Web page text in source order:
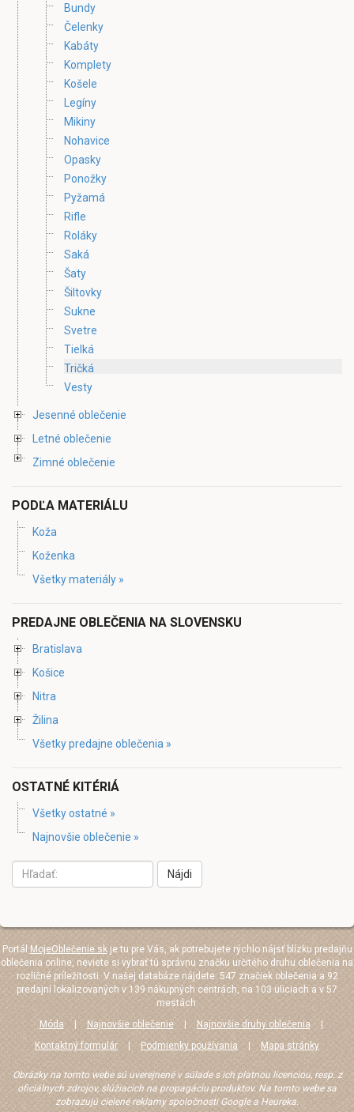
Bundy
Čelenky
Kabáty
Komplety
Košele
Legíny
Mikiny
Nohavice
Opasky
Ponožky
Pyžamá
Rifle
Roláky
Saká
Šaty
Šiltovky
Sukne
Svetre
Tielká
Tričká
Vesty
Jesenné oblečenie
Letné oblečenie
Zimné oblečenie
PODĽA MATERIÁLU
Koža
Koženka
Všetky materiály »
PREDAJNE OBLEČENIA NA SLOVENSKU
Bratislava
Košice
Nitra
Žilina
Všetky predajne oblečenia »
OSTATNÉ KITÉRIÁ
Všetky ostatné »
Najnovšie oblečenie »
Nájdi
Portál MojeOblečenie.skje tu pre Vás, ak potrebujete rýchlo nájsť blízku predajňu
oblečenia online, neviete si vybrať tú správnu značku určitého druhu oblečenia na
rozličné príležitosti. V našej databáze nájdete: 547 značiek oblečenia a 92
predajní lokalizovaných v 139 nákupných centrách, na 103 uliciach a v 57
mestách.
Móda
| Najnovšie oblečenie | Najnovšie druhy oblečenia
|
Kontaktný formulár
| Podmienky používania | Mapa stránky
Obrázky na tomto webe sú uverejnené v súlade s ich platnou licenciou, resp. z
oficiálnych zdrojov, slúžiacich na propagáciu produktov. Na tomto webe sa
zobrazujú cielené reklamy spoločnosti Google a Heureka.